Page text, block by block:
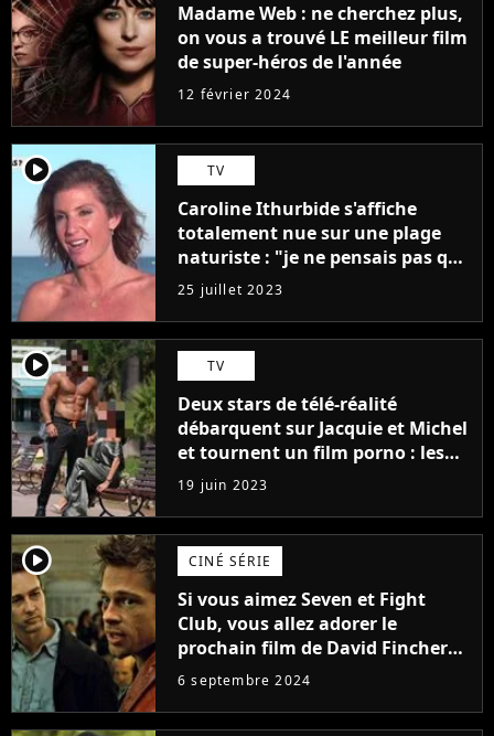
Madame Web : ne cherchez plus,
on vous a trouvé LE meilleur film
de super-héros de l'année
12 février 2024
player2 TV
Caroline Ithurbide s'affiche
totalement nue sur une plage
naturiste : "je ne pensais pas que
j'arriverais à le faire..."
25 juillet 2023
player2 TV
Deux stars de télé-réalité
débarquent sur Jacquie et Michel
et tournent un film porno : les
premières images du tournage
(exclu)
19 juin 2023
player2 CINÉ SÉRIE
Si vous aimez Seven et Fight
Club, vous allez adorer le
prochain film de David Fincher
avec lequel il se réinvente
complètement
6 septembre 2024